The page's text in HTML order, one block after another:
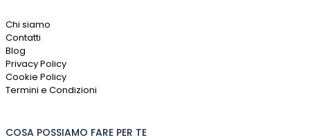
Chi siamo
Contatti
Blog
Privacy Policy
Cookie Policy
Termini e Condizioni
COSA POSSIAMO FARE PER TE